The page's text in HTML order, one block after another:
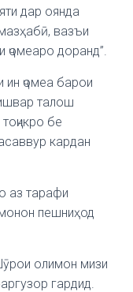
дар оянда
вазъи
доранд”.
ҷомеа барои
талош
бе
кардан
аз тарафи
пешниҳод
олимон мизи
гардид.